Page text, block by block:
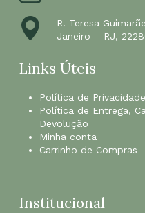
R. Teresa
Janeiro – RJ,
Links Úteis
Política de Privacidade
Política de Entrega,
Devolução
Minha conta
Carrinho de Compras
Institucional